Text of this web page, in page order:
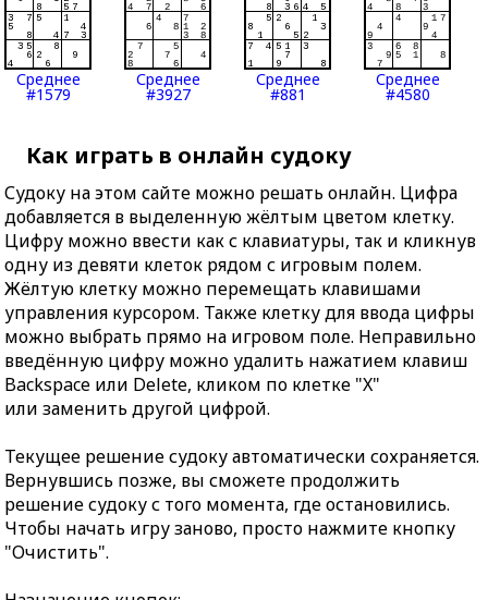
Среднее
#1579
Среднее
#3927
Среднее
#881
Среднее
#4580
Как играть в онлайн судоку
Судоку на этом сайте можно решать онлайн. Цифра
добавляется в выделенную жёлтым цветом клетку.
Цифру можно ввести как с клавиатуры, так и кликнув
одну из девяти клеток рядом с игровым полем.
Жёлтую клетку можно перемещать клавишами
управления курсором. Также клетку для ввода цифры
можно выбрать прямо на игровом поле. Неправильно
введённую цифру можно удалить нажатием клавиш
Backspace или Delete, кликом по клетке "X"
или заменить другой цифрой.
Текущее решение судоку автоматически сохраняется.
Вернувшись позже, вы сможете продолжить
решение судоку с того момента, где остановились.
Чтобы начать игру заново, просто нажмите кнопку
"Очистить".